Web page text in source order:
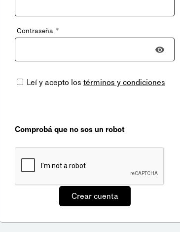
Contraseña *
Leí y acepto los términos y condiciones
Comprobá que no sos un robot